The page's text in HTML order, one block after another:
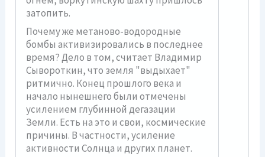
затопить.
Почему же метаново-водородные
бомбы активизировались в последнее
время? Дело в том, считает Владимир
Сывороткин, что земля "выдыхает"
ритмично. Конец прошлого века и
начало нынешнего были отмечены
усилением глубинной дегазации
Земли. Есть на это и свои, космические
причины. В частности, усиление
активности Солнца и других планет.